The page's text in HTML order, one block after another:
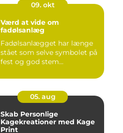
09. okt
Værd at vide om
fadølsanlæg
Fadølsanlægget har længe
stået som selve symbolet på
fest og god stem...
05. aug
Skab Personlige
Kagekreationer med Kage
Print